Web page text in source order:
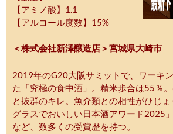
【アミノ酸】1.1
【アルコール度数】15%
＜株式会社新澤醸造店＞宮城県大崎市
2019年のG20大阪サミットで、ワーキ
た「究極の食中酒」。精米歩合は55％
と抜群のキレ。魚介類との相性がひじ
グラスでおいしい日本酒アワード2025
など、数多くの受賞歴を持つ。